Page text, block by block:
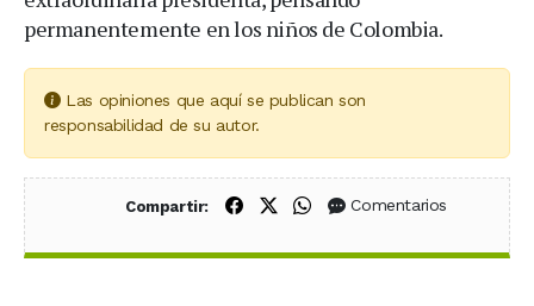
permanentemente en los niños de Colombia.
Las opiniones que aquí se publican son
responsabilidad de su autor.
Compartir: Compartir en Facebook
Compartir en X (Twitter)
Compartir en WhatsApp
Comentarios